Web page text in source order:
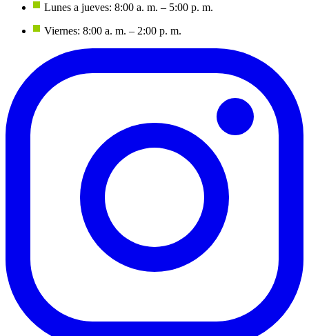
Lunes a jueves: 8:00 a. m. – 5:00 p. m.
Viernes: 8:00 a. m. – 2:00 p. m.